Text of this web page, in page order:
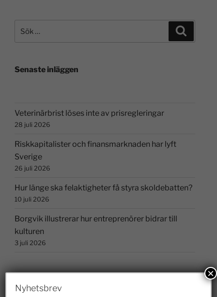
Senaste inläggen
Veterinärbrist löses inte av prisregleringar
28 juli 2026
Riskkapitalister och finansmarknaden har lyft
Sverige
26 juli 2026
Hur länge ska felaktigheter få styra skoldebatten?
10 juli 2026
Borgvik illustrerar hur entreprenörer bidrar till
kulturen
3 juli 2026
Nyhetsbrev
×